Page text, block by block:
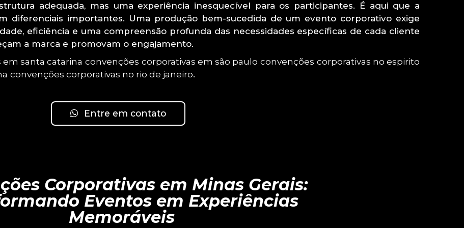
adequada, mas uma experiência inesquecível para os participantes. É aqui que a
diferenciais importantes. Uma produção bem-sucedida de um evento corporativo exige
eficiência e uma compreensão profunda das necessidades específicas de cada cliente
a marca e promovam o engajamento.
santa catarina convenções corporativas em são paulo convenções corporativas no espirito
convenções corporativas no rio de janeiro.
Entre em contato
Corporativas em Minas Gerais:
Eventos em Experiências
Memoráveis